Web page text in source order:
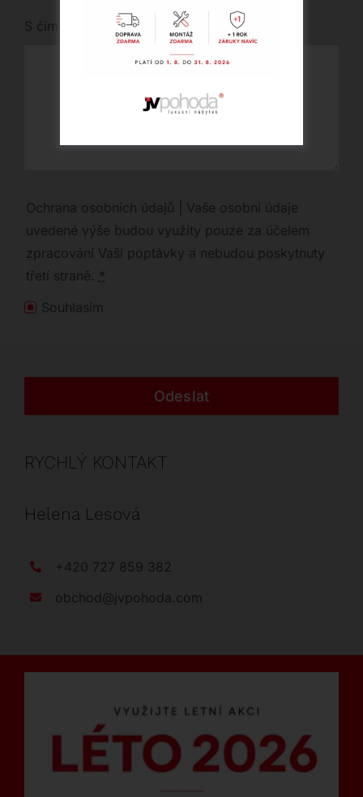
S čím vám můžeme pomoci?
Ochrana osobních údajů | Vaše osobní údaje
uvedené výše budou využity pouze za účelem
zpracování Vaší poptávky a nebudou poskytnuty
třetí straně. *
Souhlasím
Odeslat
RYCHLÝ KONTAKT
Helena Lesová
+420 727 859 382
obchod@jvpohoda.com